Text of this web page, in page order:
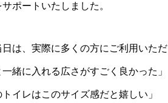
ポートいたしました。
は、実際に多くの方にご利用いただ
一緒に入れる広さがすごく良かった」
トイレはこのサイズ感だと嬉しい」